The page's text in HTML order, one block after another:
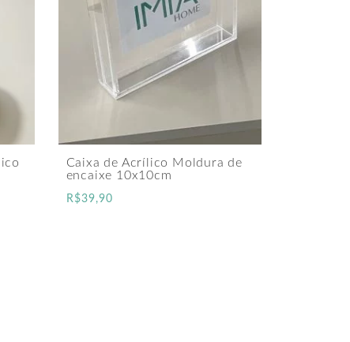
Caixa de Acrílico Moldura de
encaixe 10x10cm
R$39,90